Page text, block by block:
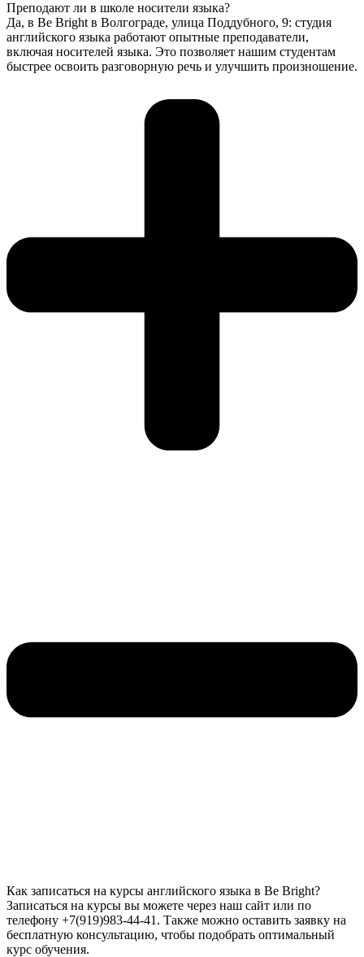
Преподают ли в школе носители языка?
Да, в Be Bright в Волгограде, улица Поддубного, 9: студия
английского языка работают опытные преподаватели,
включая носителей языка. Это позволяет нашим студентам
быстрее освоить разговорную речь и улучшить произношение.
Как записаться на курсы английского языка в Be Bright?
Записаться на курсы вы можете через наш сайт или по
телефону +7(919)983-44-41. Также можно оставить заявку на
бесплатную консультацию, чтобы подобрать оптимальный
курс обучения.